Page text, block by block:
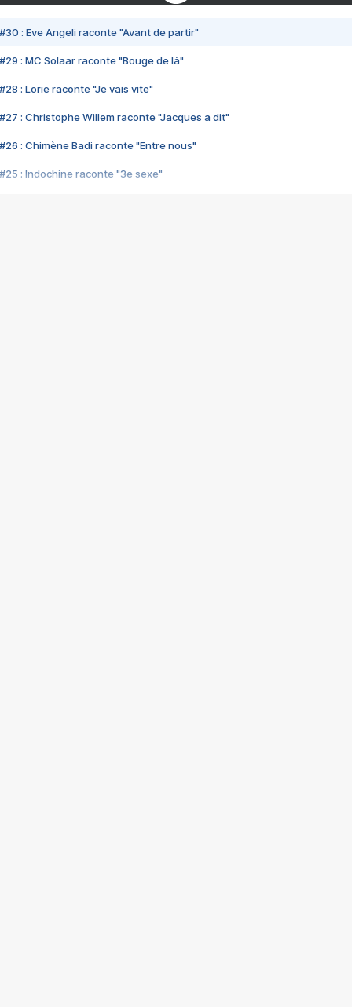
#30 : Eve Angeli raconte "Avant de partir"
#29 : MC Solaar raconte "Bouge de là"
#28 : Lorie raconte "Je vais vite"
#27 : Christophe Willem raconte "Jacques a dit"
#26 : Chimène Badi raconte "Entre nous"
#25 : Indochine raconte "3e sexe"